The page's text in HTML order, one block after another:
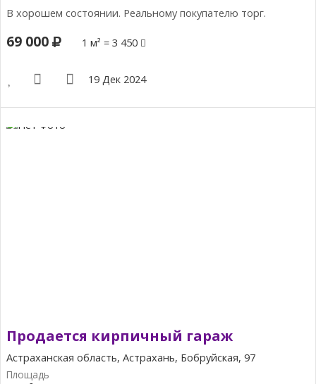
В хорошем состоянии. Реальному покупателю торг.
69 000 1 м² = 3 450
19 Дек 2024
Продается кирпичный гараж
Астраханская область, Астрахань, Бобруйская, 97